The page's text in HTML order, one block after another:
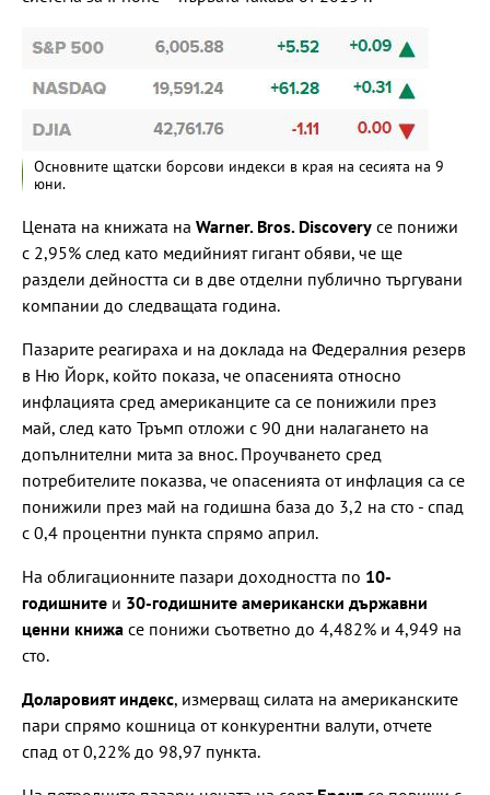
Основните щатски борсови индекси в края на сесията на 9
юни.
Цената на книжата на Warner. Bros. Discovery се понижи
с 2,95% след като медийният гигант обяви, че ще
раздели дейността си в две отделни публично търгувани
компании до следващата година.
Пазарите реагираха и на доклада на Федералния резерв
в Ню Йорк, който показа, че опасенията относно
инфлацията сред американците са се понижили през
май, след като Тръмп отложи с 90 дни налагането на
допълнителни мита за внос. Проучването сред
потребителите показва, че опасенията от инфлация са се
понижили през май на годишна база до 3,2 на сто - спад
с 0,4 процентни пункта спрямо април.
На облигационните пазари доходността по 10-
годишните и 30-годишните американски държавни
ценни книжа се понижи съответно до 4,482% и 4,949 на
сто.
Доларовият индекс, измерващ силата на американските
пари спрямо кошница от конкурентни валути, отчете
спад от 0,22% до 98,97 пункта.